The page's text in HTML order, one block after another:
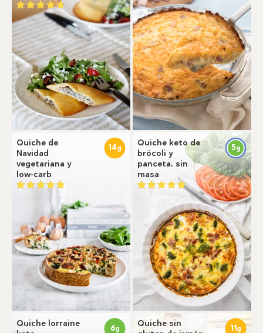
Quiche de
Navidad
vegetariana y
low-carb
14g
Quiche keto de
brócoli y
panceta, sin
masa
5g
Quiche lorraine
6g
Quiche sin
11g